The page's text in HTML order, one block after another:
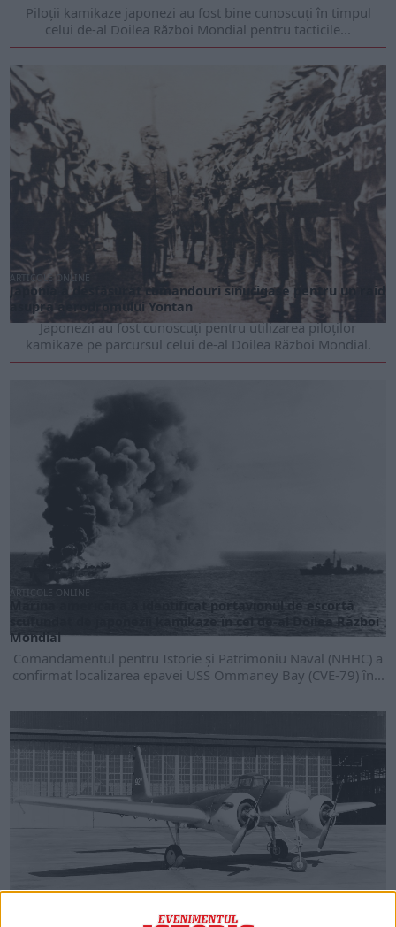
Piloții kamikaze japonezi au fost bine cunoscuți în timpul
celui de-al Doilea Război Mondial pentru tacticile...
ARTICOLE ONLINE
Japonia a desfășurat comandouri sinucigașe pentru un raid
asupra aerodromului Yontan
Japonezii au fost cunoscuți pentru utilizarea piloților
kamikaze pe parcursul celui de-al Doilea Război Mondial.
ARTICOLE ONLINE
Marina americană a identificat portavionul de escortă
scufundat de japonezii kamikaze în cel de-al Doilea Război
Mondial
Comandamentul pentru Istorie și Patrimoniu Naval (NHHC) a
confirmat localizarea epavei USS Ommaney Bay (CVE-79) în...